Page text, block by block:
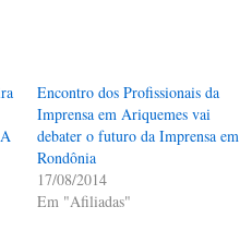
Encontro dos Profissionais da
Imprensa em Ariquemes vai
debater o futuro da Imprensa em
Rondônia
17/08/2014
Em "Afiliadas"